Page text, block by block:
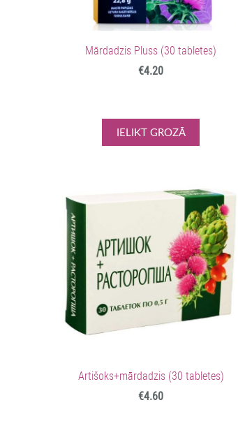
Mārdadzis Pluss (30 tabletes)
€4.20
IELIKT GROZĀ
Artišoks+mārdadzis (30 tabletes)
€4.60